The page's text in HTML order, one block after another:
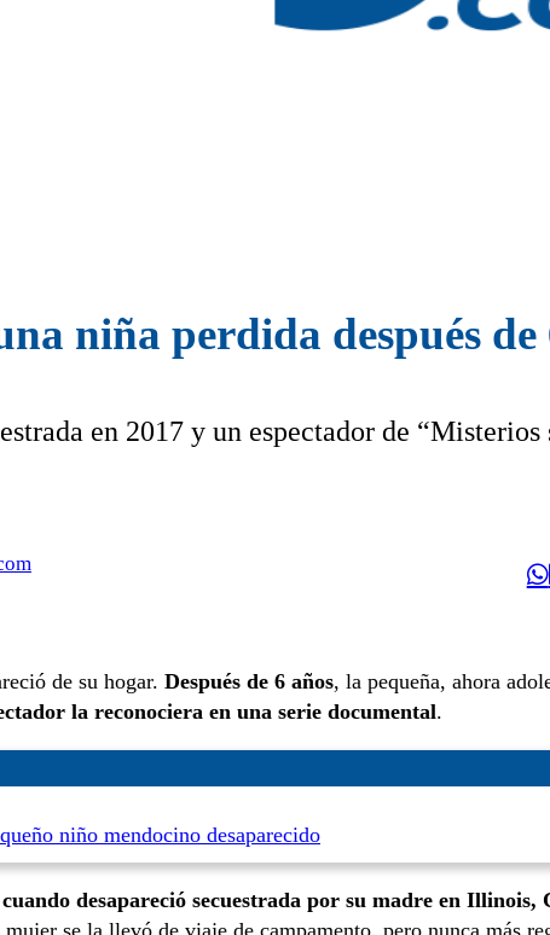
niña perdida después
en 2017 y un espectador de “Misterios
de su hogar. Después de 6 años, la pequeña, ahora
la reconociera en una serie documental.
niño mendocino desaparecido
desapareció secuestrada por su madre en Illinois,
se la llevó de viaje de campamento, pero nunca más